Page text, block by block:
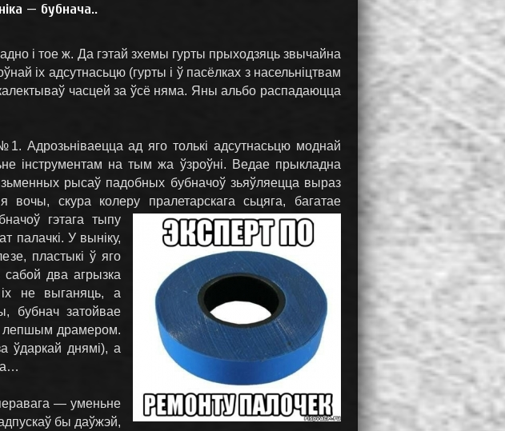
— бубнача..
і тое ж. Да гэтай зхемы гурты прыходзяць звычайна
іх адсутнасьцю (гурты і ў пасёлках з насельніцтвам
часцей за ўсё няма. Яны альбо распадаюцца
Адрозьніваецца ад яго толькі адсутнасьцю моднай
інструментам на тым жа ўзроўні. Ведае прыкладна
рысаў падобных бубначоў зьяўляецца выраз
скура колеру пралетарскага сьцяга, багатае
гэтага тыпу
палачкі. У выніку,
пластыкі ў яго
два агрызка
не выганяць, а
бубнач затойвае
лепшым драмером.
ўдаркай днямі), а
— уменьне
бы даўжэй,